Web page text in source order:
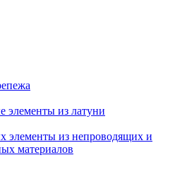
элементы из латуни
элементы из непроводящих и
материалов